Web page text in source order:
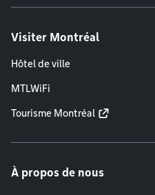
Visiter Montréal
Hôtel de ville
MTLWiFi
Tourisme Montréal
À propos de nous